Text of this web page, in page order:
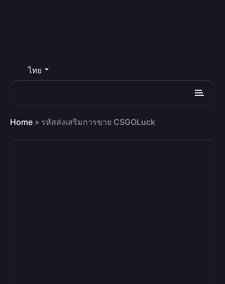
ไทย
Home » รหัสส่งเสริมการขาย CSGOLuck